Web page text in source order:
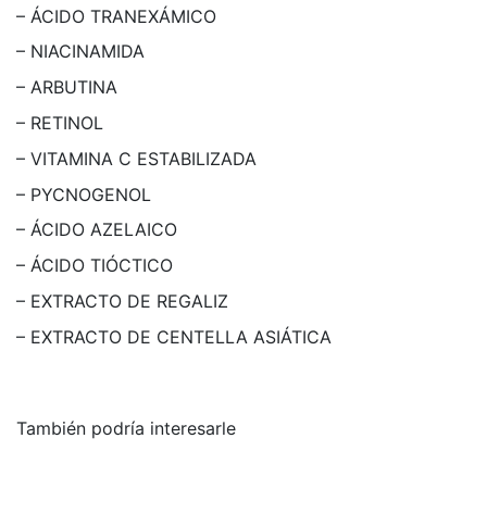
– ÁCIDO TRANEXÁMICO
– NIACINAMIDA
– ARBUTINA
– RETINOL
– VITAMINA C ESTABILIZADA
– PYCNOGENOL
– ÁCIDO AZELAICO
– ÁCIDO TIÓCTICO
– EXTRACTO DE REGALIZ
– EXTRACTO DE CENTELLA ASIÁTICA
También podría interesarle